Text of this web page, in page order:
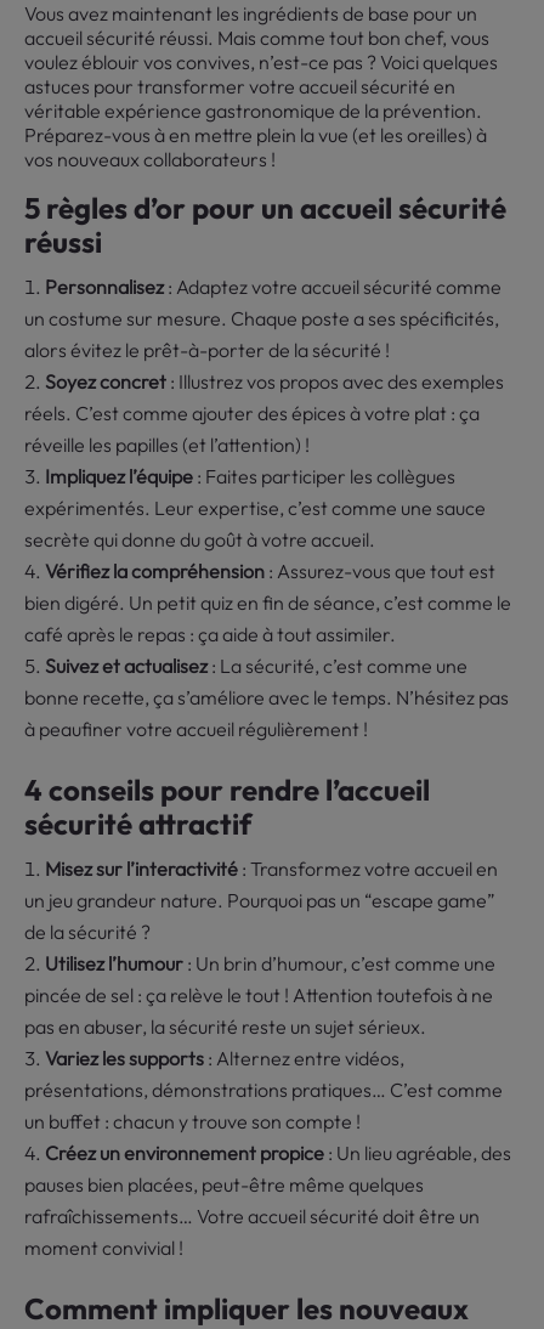
Vous avez maintenant les ingrédients de base pour un
accueil sécurité réussi. Mais comme tout bon chef, vous
voulez éblouir vos convives, n’est-ce pas ? Voici quelques
astuces pour transformer votre accueil sécurité en
véritable expérience gastronomique de la prévention.
Préparez-vous à en mettre plein la vue (et les oreilles) à
vos nouveaux collaborateurs !
5 règles d’or pour un accueil sécurité
réussi
Personnalisez: Adaptez votre accueil sécurité comme
un costume sur mesure. Chaque poste a ses spécificités,
alors évitez le prêt-à-porter de la sécurité !
Soyez concret : Illustrez vos propos avec des exemples
réels. C’est comme ajouter des épices à votre plat : ça
réveille les papilles (et l’attention) !
Impliquez l’équipe : Faites participer les collègues
expérimentés. Leur expertise, c’est comme une sauce
secrète qui donne du goût à votre accueil.
Vérifiez la compréhension : Assurez-vous que tout est
bien digéré. Un petit quiz en fin de séance, c’est comme le
café après le repas : ça aide à tout assimiler.
Suivez et actualisez: La sécurité, c’est comme une
bonne recette, ça s’améliore avec le temps. N’hésitez pas
à peaufiner votre accueil régulièrement !
4 conseils pour rendre l’accueil
sécurité attractif
Misez sur l’interactivité : Transformez votre accueil en
un jeu grandeur nature. Pourquoi pas un “escape game”
de la sécurité ?
Utilisez l’humour : Un brin d’humour, c’est comme une
pincée de sel : ça relève le tout ! Attention toutefois à ne
pas en abuser, la sécurité reste un sujet sérieux.
Variez les supports : Alternez entre vidéos,
présentations, démonstrations pratiques… C’est comme
un buffet : chacun y trouve son compte !
Créez un environnement propice : Un lieu agréable, des
pauses bien placées, peut-être même quelques
rafraîchissements… Votre accueil sécurité doit être un
moment convivial !
Comment impliquer les nouveaux